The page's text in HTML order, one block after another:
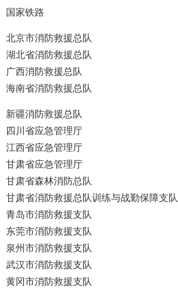
国家铁路
北京市消防救援总队
湖北省消防救援总队
广西消防救援总队
海南省消防救援总队
新疆消防救援总队
四川省应急管理厅
江西省应急管理厅
甘肃省应急管理厅
甘肃省森林消防总队
甘肃省消防救援总队训练与战勤保障支队
青岛市消防救援支队
东莞市消防救援支队
泉州市消防救援支队
武汉市消防救援支队
黄冈市消防救援支队